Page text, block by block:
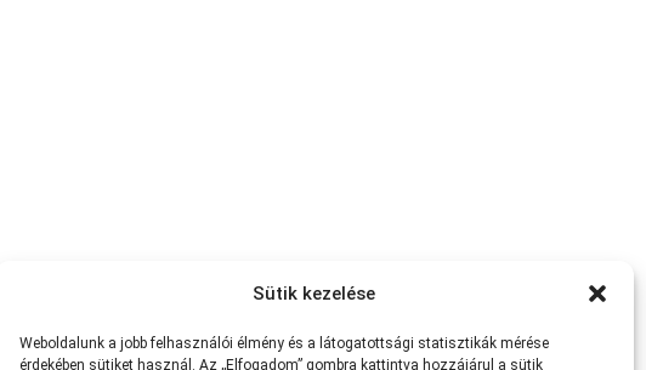
Sütik kezelése
Weboldalunk a jobb felhasználói élmény és a látogatottsági statisztikák mérése
érdekében sütiket használ. Az „Elfogadom” gombra kattintva hozzájárul a sütik